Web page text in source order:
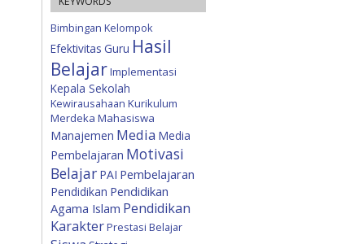
Bimbingan Kelompok
Efektivitas Guru Hasil
BelajarImplementasi
Kepala Sekolah
Kewirausahaan Kurikulum
Merdeka Mahasiswa
Manajemen Media Media
Pembelajaran Motivasi
Belajar PAI Pembelajaran
Pendidikan Pendidikan
Agama Islam Pendidikan
KarakterPrestasi Belajar